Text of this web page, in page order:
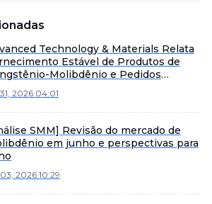
Technology & Materials Relata
Estável de Produtos de
Molibdênio e Pedidos
2026 04:01
SMM] Revisão do mercado de
em junho e perspectivas para
2026 10:29